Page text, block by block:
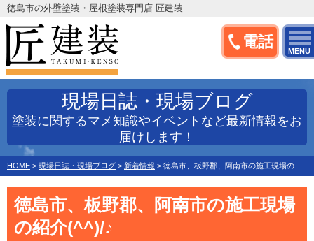
電話
MENU
徳島市の外壁塗装・屋根塗装専門店 匠建装
現場日誌・現場ブログ
塗装に関するマメ知識やイベントなど最新情報をお
届けします！
HOME > 現場日誌・現場ブログ > 新着情報 > 徳島市、板野郡、阿南市の施工現場の紹介(^^)/♪
徳島市、板野郡、阿南市の施工現場
の紹介(^^)/♪